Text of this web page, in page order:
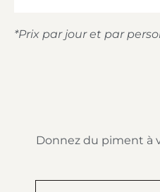
*Prix par jour et par
Donnez du piment à